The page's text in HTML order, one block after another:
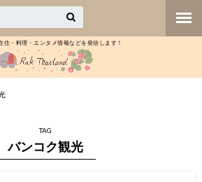
住・料理・エンタメ情報などを発信します！
TAG
バンコク観光